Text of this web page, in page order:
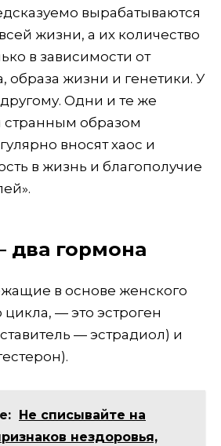
вырабатываются
жизни, а их количество
в зависимости от
образа жизни и генетики. У
Одни и те же
образом
вносят хаос и
в жизнь и благополучие
два гормона
в основе женского
— это эстроген
— эстрадиол) и
Не списывайте на
нездоровья,